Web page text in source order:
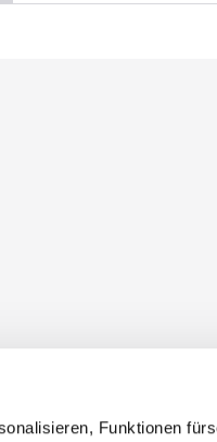
Funktionen